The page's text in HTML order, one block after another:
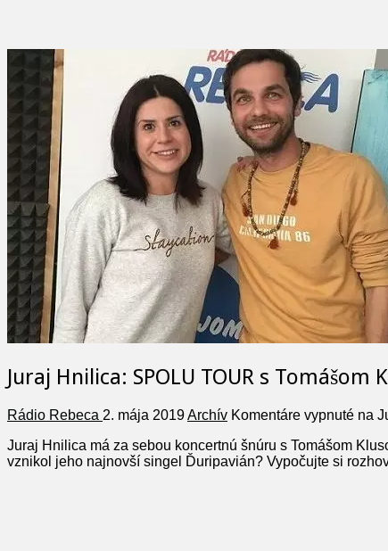
Juraj Hnilica: SPOLU TOUR s
Rádio Rebeca 2. mája 2019Archív Komentáre vypnuté na
Juraj Hnilica má za sebou koncertnú šnúru s Tomášom
vznikol jeho najnovší singel Ďuripavián? Vypočujte si